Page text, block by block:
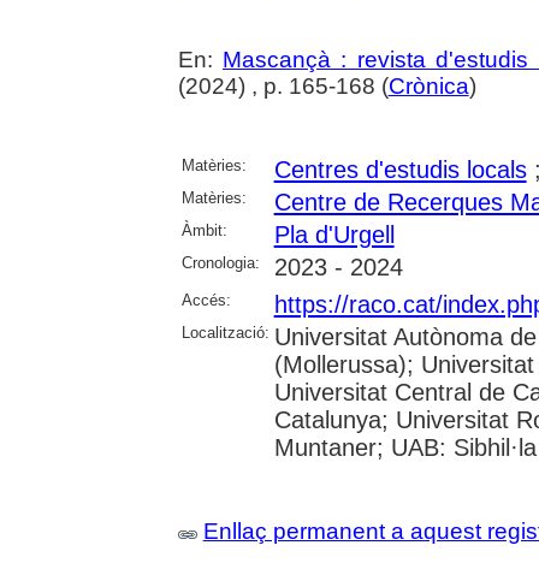
En: Mascançà : revista
(2024) , p. 165-168 (Crònica)
Matèries: Centres d'estudis locals
Matèries: Centre de Recerques
Àmbit: Pla d'Urgell
Cronologia: 2023 - 2024
Accés: https://raco.cat/
Localització: Universitat Autònoma
(Mollerussa);
Universitat Central de
Catalunya; Universitat
Muntaner; UAB: Sibhil·la
Enllaç permanent a aquest